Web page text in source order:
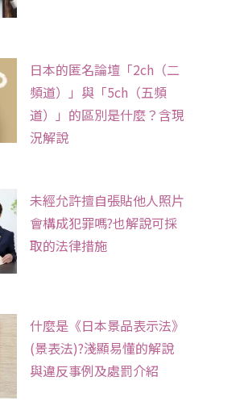
日本的匿名論壇「2ch（二
頻道）」與「5ch（五頻
道）」的區別是什麼？含現
況解說
未經允許擅自張貼他人照片
會構成犯罪嗎?也解說可採
取的法律措施
什麼是《日本景品表示法》
(景表法)?淺顯易懂的解說
與違反事例及處罰介紹